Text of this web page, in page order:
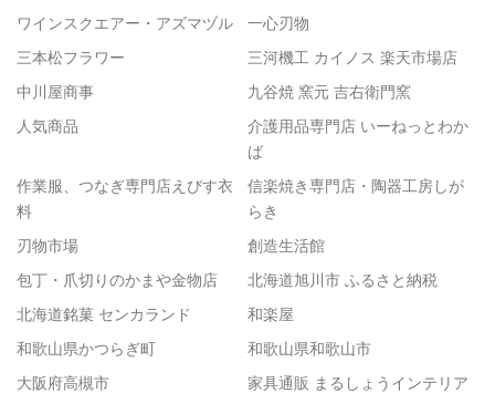
ワインスクエアー・アズマヅル
一心刃物
三本松フラワー
三河機工 カイノス 楽天市場店
中川屋商事
九谷焼 窯元 吉右衛門窯
人気商品
介護用品専門店 いーねっとわか
ば
作業服、つなぎ専門店えびす衣
料
信楽焼き専門店・陶器工房しが
らき
刃物市場
創造生活館
包丁・爪切りのかまや金物店
北海道旭川市 ふるさと納税
北海道銘菓 センカランド
和楽屋
和歌山県かつらぎ町
和歌山県和歌山市
大阪府高槻市
家具通販 まるしょうインテリア